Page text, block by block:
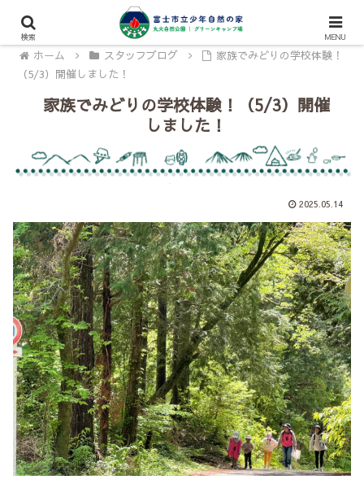
ホーム スタッフブログ
家族でみどりの学校体験！
（5/3）開催しました！
家族でみどりの学校体験！（5/3）開催
しました！
2025.05.14
検索 MENU